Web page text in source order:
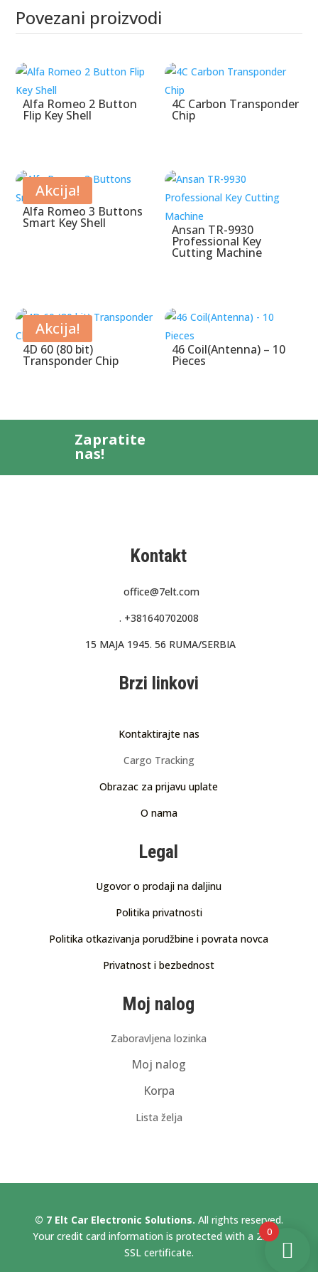
Povezani proizvodi
Povezani proizvodi
Alfa Romeo 2 Button
Flip Key Shell
4C Carbon Transponder
Chip
Akcija!
Alfa Romeo 3 Buttons
Smart Key Shell Ansan TR-9930
Professional Key
Cutting Machine
Akcija!
4D 60 (80 bit)
Transponder Chip
46 Coil(Antenna) – 10
Pieces
Zapratite
nas!
Kontakt
office@7elt.com
. +381640702008
15 MAJA 1945. 56 RUMA/SERBIA
Brzi linkovi
Kontaktirajte nas
Cargo Tracking
Obrazac za prijavu uplate
O nama
Legal
Ugovor o prodaji na daljinu
Politika privatnosti
Politika otkazivanja porudžbine i povrata novca
Privatnost i bezbednost
Moj nalog
Zaboravljena lozinka
Moj nalog
Korpa
Lista želja
© 7 Elt Car Electronic Solutions. All rights reserved.
Your credit card information is protected with a 256bit
SSL certificate.
0